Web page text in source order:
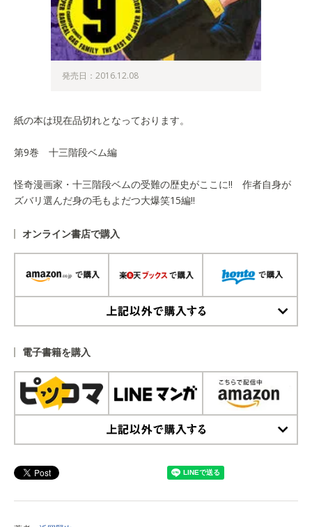
発売日：2016.12.08
紙の本は現在品切れとなっております。
第9巻 十三階段ベム編
怪奇漫画家・十三階段ベムの受難の歴史がここに!! 作者自身が
ズバリ選んだ身の毛もよだつ大爆笑15編!!
オンライン書店で購入
電子書籍を購入